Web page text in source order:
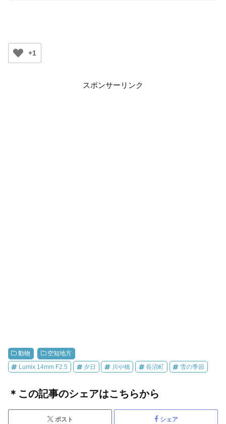
+1
スポンサーリンク
動物 空知地方
Lumix 14mm F2.5 夕日 川や橋 長沼町 雪の季節
＊この記事のシェアはこちらから
ポスト シェア